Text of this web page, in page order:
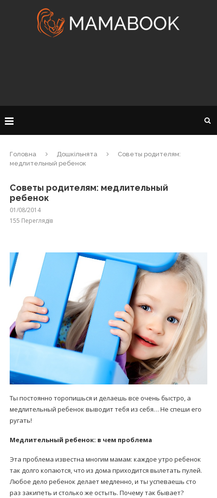
Головна Дошкільнята
Советы родителям:
медлительный ребенок
Советы родителям: медлительный
ребенок
01/08/2014
155 Переглядів
Ты постоянно торопишься и делаешь все очень быстро, а
медлительный ребенок выводит тебя из себя… Не спеши его
ругать!
Медлительный ребенок: в чем проблема
Эта проблема известна многим мамам: каждое утро ребенок
так долго копаются, что из дома приходится вылетать пулей.
Любое дело ребенок делает медленно, и ты успеваешь сто
раз закипеть и столько же остыть. Почему так бывает?